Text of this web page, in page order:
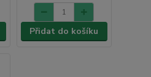
Přidat do košíku